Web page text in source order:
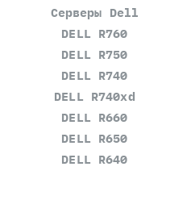
Серверы Dell
DELL R760
DELL R750
DELL R740
DELL R740xd
DELL R660
DELL R650
DELL R640